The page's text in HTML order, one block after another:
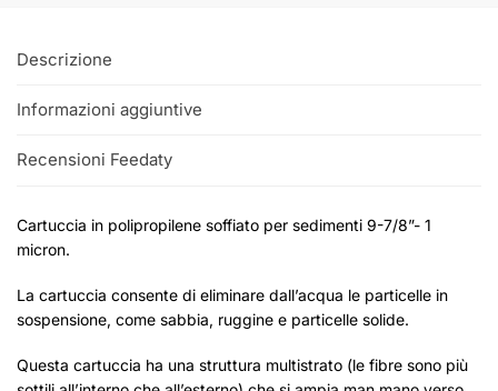
Descrizione
Informazioni aggiuntive
Recensioni Feedaty
Cartuccia in polipropilene soffiato per sedimenti 9-7/8”- 1
micron.
La cartuccia consente di eliminare dall’acqua le particelle in
sospensione, come sabbia, ruggine e particelle solide.
Questa cartuccia ha una struttura multistrato (le fibre sono più